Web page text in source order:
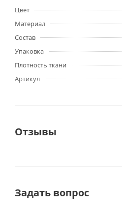
Цвет
Материал
Состав
Упаковка
Плотность ткани
Артикул
Отзывы
Задать вопрос